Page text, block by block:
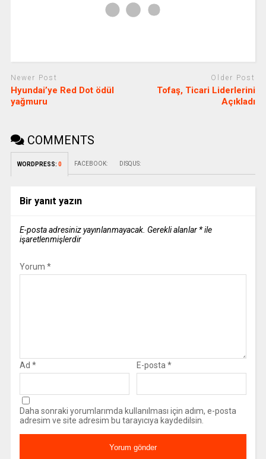
Newer Post
Hyundai’ye Red Dot ödül
yağmuru
Older Post
Tofaş, Ticari Liderlerini
Açıkladı
COMMENTS
WORDPRESS: 0 FACEBOOK: DISQUS:
Bir yanıt yazın
E-posta adresiniz yayınlanmayacak. Gerekli alanlar *ile
işaretlenmişlerdir
Yorum *
Ad * E-posta *
Daha sonraki yorumlarımda kullanılması için adım, e-posta
adresim ve site adresim bu tarayıcıya kaydedilsin.